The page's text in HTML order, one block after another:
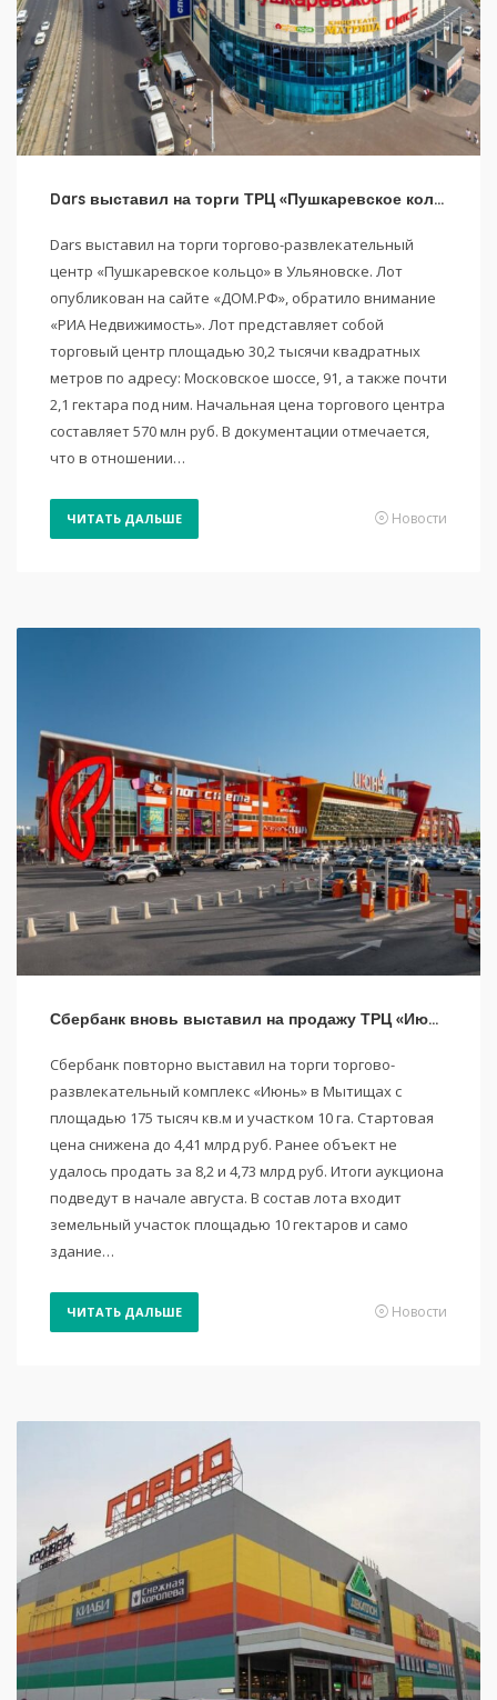
Dars выставил на торги ТРЦ «Пушкаревское кольцо» в Ульяновске
Dars выставил на торги торгово-развлекательный
центр «Пушкаревское кольцо» в Ульяновске. Лот
опубликован на сайте «ДОМ.РФ», обратило внимание
«РИА Недвижимость». Лот представляет собой
торговый центр площадью 30,2 тысячи квадратных
метров по адресу: Московское шоссе, 91, а также почти
2,1 гектара под ним. Начальная цена торгового центра
составляет 570 млн руб. В документации отмечается,
что в отношении…
ЧИТАТЬ ДАЛЬШЕ Новости
Сбербанк вновь выставил на продажу ТРЦ «Июнь» в Мытищах
Сбербанк повторно выставил на торги торгово-
развлекательный комплекс «Июнь» в Мытищах с
площадью 175 тысяч кв.м и участком 10 га. Стартовая
цена снижена до 4,41 млрд руб. Ранее объект не
удалось продать за 8,2 и 4,73 млрд руб. Итоги аукциона
подведут в начале августа. В состав лота входит
земельный участок площадью 10 гектаров и само
здание…
ЧИТАТЬ ДАЛЬШЕ Новости